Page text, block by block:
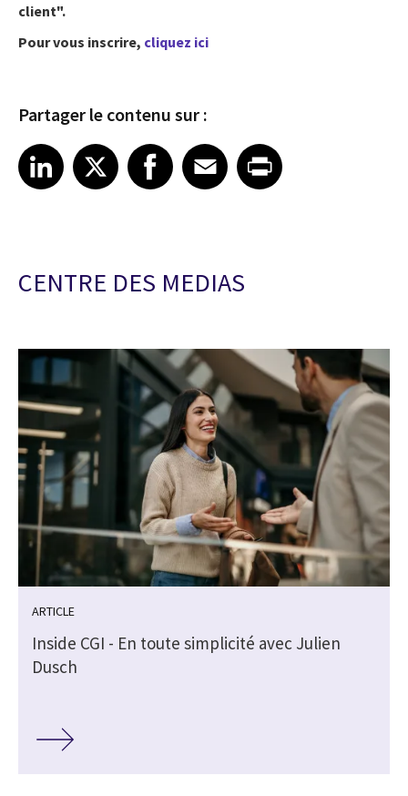
client".
Pour vous inscrire, cliquez ici
Partager le contenu sur :
Share article on LinkedIn
LinkedIn
Share article on XShare article on Facebook
Facebook
Share article on Email
EmailShare article on Print
CENTRE DES MEDIAS
ARTICLE
Inside CGI - En toute simplicité avec Julien
Dusch